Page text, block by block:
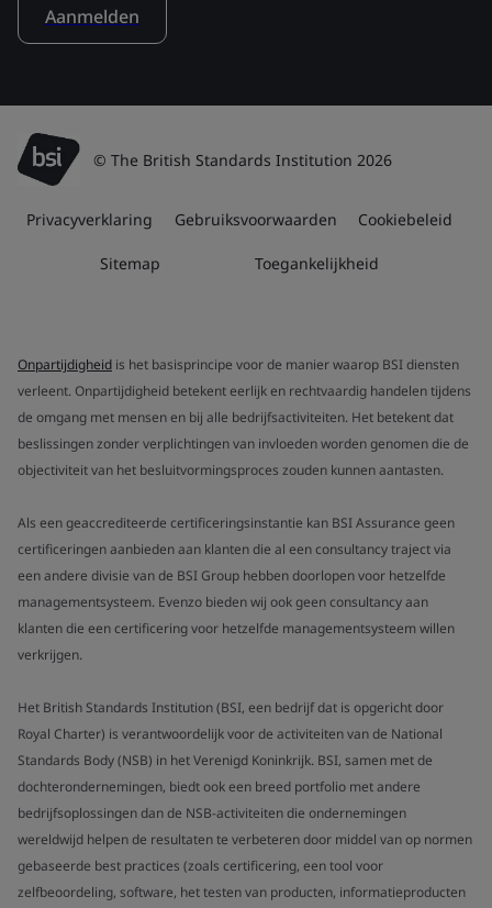
Aanmelden
© The British Standards Institution 2026
Privacyverklaring Gebruiksvoorwaarden Cookiebeleid
Sitemap Toegankelijkheid
Onpartijdigheid is het basisprincipe voor de manier waarop BSI diensten
verleent. Onpartijdigheid betekent eerlijk en rechtvaardig handelen tijdens
de omgang met mensen en bij alle bedrijfsactiviteiten. Het betekent dat
beslissingen zonder verplichtingen van invloeden worden genomen die de
objectiviteit van het besluitvormingsproces zouden kunnen aantasten.
Als een geaccrediteerde certificeringsinstantie kan BSI Assurance geen
certificeringen aanbieden aan klanten die al een consultancy traject via
een andere divisie van de BSI Group hebben doorlopen voor hetzelfde
managementsysteem. Evenzo bieden wij ook geen consultancy aan
klanten die een certificering voor hetzelfde managementsysteem willen
verkrijgen.
Het British Standards Institution (BSI, een bedrijf dat is opgericht door
Royal Charter) is verantwoordelijk voor de activiteiten van de National
Standards Body (NSB) in het Verenigd Koninkrijk. BSI, samen met de
dochterondernemingen, biedt ook een breed portfolio met andere
bedrijfsoplossingen dan de NSB-activiteiten die ondernemingen
wereldwijd helpen de resultaten te verbeteren door middel van op normen
gebaseerde best practices (zoals certificering, een tool voor
zelfbeoordeling, software, het testen van producten, informatieproducten